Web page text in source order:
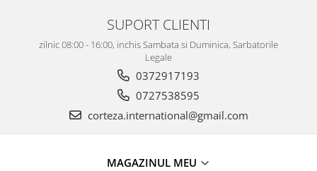
SUPORT CLIENTI
zilnic 08:00 - 16:00, inchis Sambata si Duminica, Sarbatorile
Legale
0372917193
0727538595
corteza.international@gmail.com
MAGAZINUL MEU